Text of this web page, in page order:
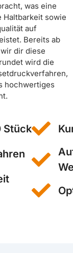
was eine
Haltbarkeit sowie
auf
Bereits ab
dir diese
wird die
hochwertiges
Stück